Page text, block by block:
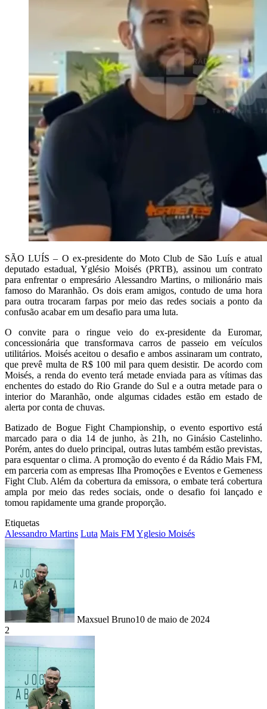
SÃO LUÍS – O ex-presidente do Moto Club de São Luís e atual
deputado estadual, Yglésio Moisés (PRTB), assinou um contrato
para enfrentar o empresário Alessandro Martins, o milionário mais
famoso do Maranhão. Os dois eram amigos, contudo de uma hora
para outra trocaram farpas por meio das redes sociais a ponto da
confusão acabar em um desafio para uma luta.
O convite para o ringue veio do ex-presidente da Euromar,
concessionária que transformava carros de passeio em veículos
utilitários. Moisés aceitou o desafio e ambos assinaram um contrato,
que prevê multa de R$ 100 mil para quem desistir. De acordo com
Moisés, a renda do evento terá metade enviada para as vítimas das
enchentes do estado do Rio Grande do Sul e a outra metade para o
interior do Maranhão, onde algumas cidades estão em estado de
alerta por conta de chuvas.
Batizado de Bogue Fight Championship, o evento esportivo está
marcado para o dia 14 de junho, às 21h, no Ginásio Castelinho.
Porém, antes do duelo principal, outras lutas também estão previstas,
para esquentar o clima. A promoção do evento é da Rádio Mais FM,
em parceria com as empresas Ilha Promoções e Eventos e Gemeness
Fight Club. Além da cobertura da emissora, o embate terá cobertura
ampla por meio das redes sociais, onde o desafio foi lançado e
tomou rapidamente uma grande proporção.
Etiquetas
Alessandro Martins Luta Mais FMYglesio Moisés
Maxsuel Bruno10 de maio de 2024
2